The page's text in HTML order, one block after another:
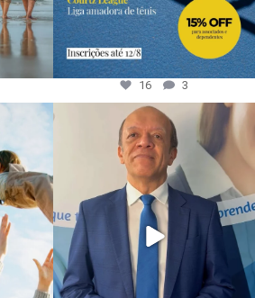
16 3